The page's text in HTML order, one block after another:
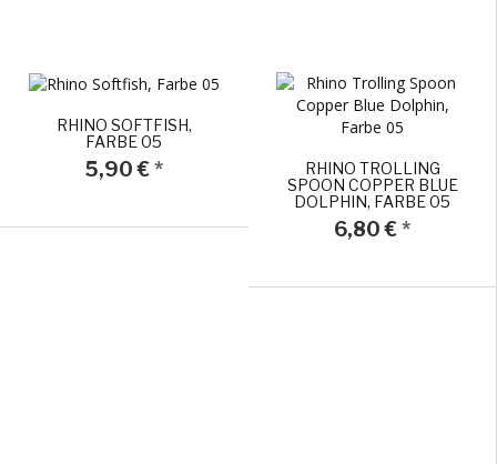
RHINO SOFTFISH,
FARBE 05
5,90 €*
RHINO TROLLING
SPOON COPPER BLUE
DOLPHIN, FARBE 05
6,80 €*